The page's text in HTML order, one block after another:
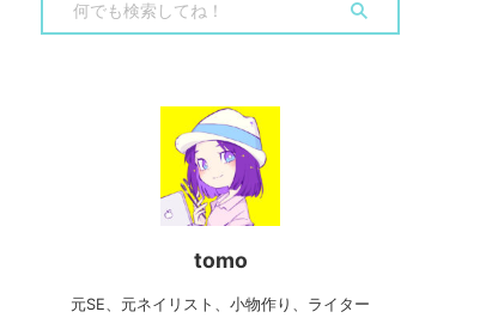
tomo
元SE、元ネイリスト、小物作り、ライター